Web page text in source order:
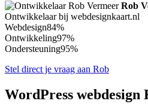
Rob
Ontwikkelaar bij webdesignkaart.nl
Webdesign84%
Ontwikkeling97%
Ondersteuning95%
Stel direct je vraag aan Rob
WordPress